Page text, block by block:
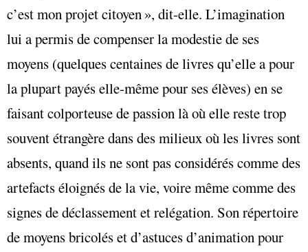
c’est mon projet citoyen », dit-elle. L’imagination
lui a permis de compenser la modestie de ses
moyens (quelques centaines de livres qu’elle a pour
la plupart payés elle-même pour ses élèves) en se
faisant colporteuse de passion là où elle reste trop
souvent étrangère dans des milieux où les livres sont
absents, quand ils ne sont pas considérés comme des
artefacts éloignés de la vie, voire même comme des
signes de déclassement et relégation. Son répertoire
de moyens bricolés et d’astuces d’animation pour